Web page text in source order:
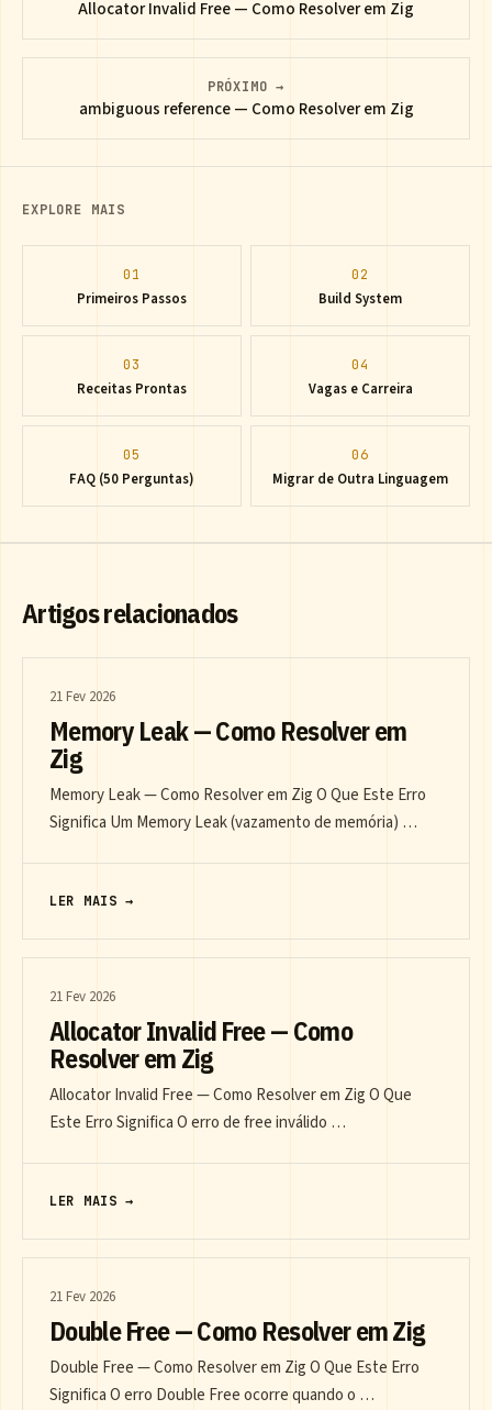
Allocator Invalid Free — Como Resolver em Zig
PRÓXIMO →
ambiguous reference — Como Resolver em Zig
EXPLORE MAIS
01
Primeiros Passos
02
Build System
03
Receitas Prontas
04
Vagas e Carreira
05
FAQ (50 Perguntas)
06
Migrar de Outra Linguagem
Artigos relacionados
21 Fev 2026
Memory Leak — Como Resolver em
Zig
Memory Leak — Como Resolver em Zig O Que Este Erro
Significa Um Memory Leak (vazamento de memória) …
LER MAIS →
21 Fev 2026
Allocator Invalid Free — Como
Resolver em Zig
Allocator Invalid Free — Como Resolver em Zig O Que
Este Erro Significa O erro de free inválido …
LER MAIS →
21 Fev 2026
Double Free — Como Resolver em Zig
Double Free — Como Resolver em Zig O Que Este Erro
Significa O erro Double Free ocorre quando o …